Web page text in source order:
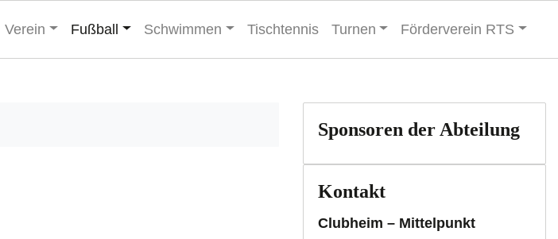
Verein Fußball Schwimmen Tischtennis Turnen Förderverein RTS
Sponsoren der Abteilung
Kontakt
Clubheim – Mittelpunkt